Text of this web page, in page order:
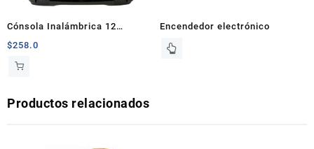
Cónsola Inalámbrica 12
disparos ind.
$258.0
Encendedor electrónico
Productos relacionados